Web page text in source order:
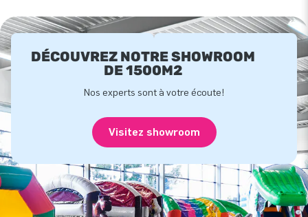
DÉCOUVREZ NOTRE SHOWROOM
DE 1500M2
Nos experts sont à votre écoute!
Visitez showroom